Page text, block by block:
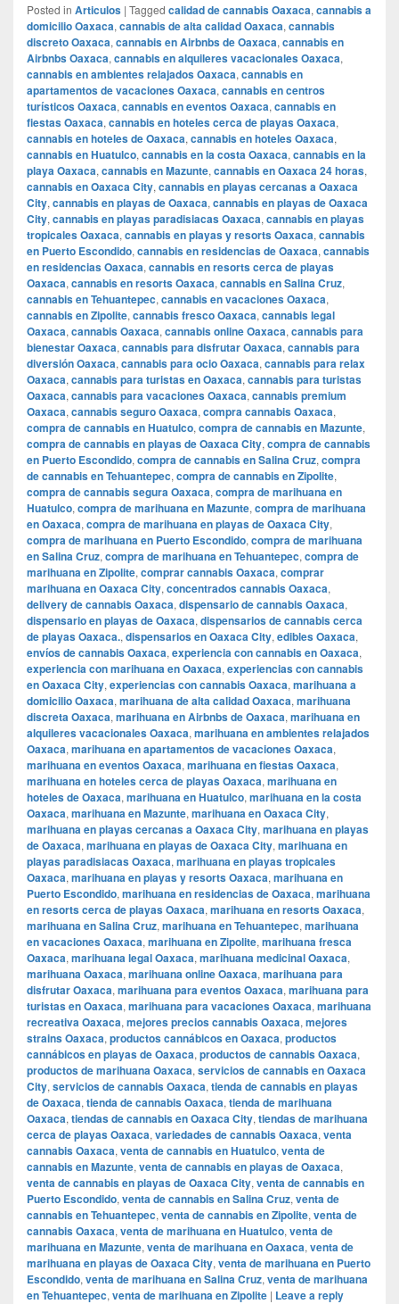
Posted in Articulos | Tagged calidad de cannabis Oaxaca, cannabis a
domicilio Oaxaca, cannabis de alta calidad Oaxaca, cannabis
discreto Oaxaca, cannabis en Airbnbs de Oaxaca, cannabis en
Airbnbs Oaxaca, cannabis en alquileres vacacionales Oaxaca,
cannabis en ambientes relajados Oaxaca, cannabis en
apartamentos de vacaciones Oaxaca, cannabis en centros
turísticos Oaxaca, cannabis en eventos Oaxaca, cannabis en
fiestas Oaxaca, cannabis en hoteles cerca de playas Oaxaca,
cannabis en hoteles de Oaxaca, cannabis en hoteles Oaxaca,
cannabis en Huatulco, cannabis en la costa Oaxaca, cannabis en la
playa Oaxaca, cannabis en Mazunte, cannabis en Oaxaca 24 horas,
cannabis en Oaxaca City, cannabis en playas cercanas a Oaxaca
City, cannabis en playas de Oaxaca, cannabis en playas de Oaxaca
City, cannabis en playas paradisiacas Oaxaca, cannabis en playas
tropicales Oaxaca, cannabis en playas y resorts Oaxaca, cannabis
en Puerto Escondido, cannabis en residencias de Oaxaca, cannabis
en residencias Oaxaca, cannabis en resorts cerca de playas
Oaxaca, cannabis en resorts Oaxaca, cannabis en Salina Cruz,
cannabis en Tehuantepec, cannabis en vacaciones Oaxaca,
cannabis en Zipolite, cannabis fresco Oaxaca, cannabis legal
Oaxaca, cannabis Oaxaca, cannabis online Oaxaca, cannabis para
bienestar Oaxaca, cannabis para disfrutar Oaxaca, cannabis para
diversión Oaxaca, cannabis para ocio Oaxaca, cannabis para relax
Oaxaca, cannabis para turistas en Oaxaca, cannabis para turistas
Oaxaca, cannabis para vacaciones Oaxaca, cannabis premium
Oaxaca, cannabis seguro Oaxaca, compra cannabis Oaxaca,
compra de cannabis en Huatulco, compra de cannabis en Mazunte,
compra de cannabis en playas de Oaxaca City, compra de cannabis
en Puerto Escondido, compra de cannabis en Salina Cruz, compra
de cannabis en Tehuantepec, compra de cannabis en Zipolite,
compra de cannabis segura Oaxaca, compra de marihuana en
Huatulco, compra de marihuana en Mazunte, compra de marihuana
en Oaxaca, compra de marihuana en playas de Oaxaca City,
compra de marihuana en Puerto Escondido, compra de marihuana
en Salina Cruz, compra de marihuana en Tehuantepec, compra de
marihuana en Zipolite, comprar cannabis Oaxaca, comprar
marihuana en Oaxaca City, concentrados cannabis Oaxaca,
delivery de cannabis Oaxaca, dispensario de cannabis Oaxaca,
dispensario en playas de Oaxaca, dispensarios de cannabis cerca
de playas Oaxaca., dispensarios en Oaxaca City, edibles Oaxaca,
envíos de cannabis Oaxaca, experiencia con cannabis en Oaxaca,
experiencia con marihuana en Oaxaca, experiencias con cannabis
en Oaxaca City, experiencias con cannabis Oaxaca, marihuana a
domicilio Oaxaca, marihuana de alta calidad Oaxaca, marihuana
discreta Oaxaca, marihuana en Airbnbs de Oaxaca, marihuana en
alquileres vacacionales Oaxaca, marihuana en ambientes relajados
Oaxaca, marihuana en apartamentos de vacaciones Oaxaca,
marihuana en eventos Oaxaca, marihuana en fiestas Oaxaca,
marihuana en hoteles cerca de playas Oaxaca, marihuana en
hoteles de Oaxaca, marihuana en Huatulco, marihuana en la costa
Oaxaca, marihuana en Mazunte, marihuana en Oaxaca City,
marihuana en playas cercanas a Oaxaca City, marihuana en playas
de Oaxaca, marihuana en playas de Oaxaca City, marihuana en
playas paradisiacas Oaxaca, marihuana en playas tropicales
Oaxaca, marihuana en playas y resorts Oaxaca, marihuana en
Puerto Escondido, marihuana en residencias de Oaxaca, marihuana
en resorts cerca de playas Oaxaca, marihuana en resorts Oaxaca,
marihuana en Salina Cruz, marihuana en Tehuantepec, marihuana
en vacaciones Oaxaca, marihuana en Zipolite, marihuana fresca
Oaxaca, marihuana legal Oaxaca, marihuana medicinal Oaxaca,
marihuana Oaxaca, marihuana online Oaxaca, marihuana para
disfrutar Oaxaca, marihuana para eventos Oaxaca, marihuana para
turistas en Oaxaca, marihuana para vacaciones Oaxaca, marihuana
recreativa Oaxaca, mejores precios cannabis Oaxaca, mejores
strains Oaxaca, productos cannábicos en Oaxaca, productos
cannábicos en playas de Oaxaca, productos de cannabis Oaxaca,
productos de marihuana Oaxaca, servicios de cannabis en Oaxaca
City, servicios de cannabis Oaxaca, tienda de cannabis en playas
de Oaxaca, tienda de cannabis Oaxaca, tienda de marihuana
Oaxaca, tiendas de cannabis en Oaxaca City, tiendas de marihuana
cerca de playas Oaxaca, variedades de cannabis Oaxaca, venta
cannabis Oaxaca, venta de cannabis en Huatulco, venta de
cannabis en Mazunte, venta de cannabis en playas de Oaxaca,
venta de cannabis en playas de Oaxaca City, venta de cannabis en
Puerto Escondido, venta de cannabis en Salina Cruz, venta de
cannabis en Tehuantepec, venta de cannabis en Zipolite, venta de
cannabis Oaxaca, venta de marihuana en Huatulco, venta de
marihuana en Mazunte, venta de marihuana en Oaxaca, venta de
marihuana en playas de Oaxaca City, venta de marihuana en Puerto
Escondido, venta de marihuana en Salina Cruz, venta de marihuana
en Tehuantepec, venta de marihuana en Zipolite | Leave a reply